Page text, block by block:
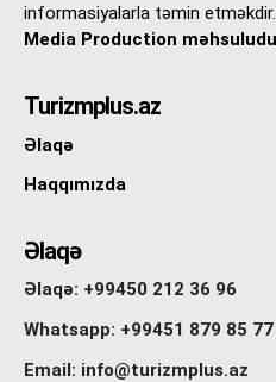
informasiyalarla təmin etməkdir.
Media Production
Turizmplus.az
Əlaqə
Haqqımızda
Əlaqə
Əlaqə: +99450 212 36 96
Whatsapp: +99451 879 85 77
Email: info@turizmplus.az